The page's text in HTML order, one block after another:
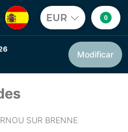
EUR 0
Modificar
SUR BRENNE